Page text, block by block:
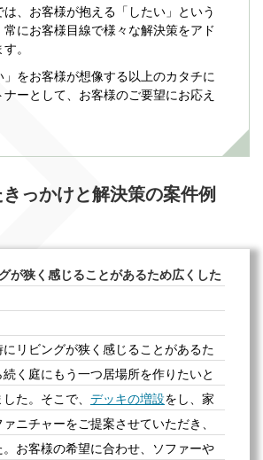
、お客様が抱える「したい」という
にお客様目線で様々な解決策をアド
。
をお客様が想像する以上のカタチに
ーとして、お客様のご要望にお応え
っかけと解決策の案件例
が狭く感じることがあるため広くした
リビングが狭く感じることがあるた
く庭にもう一つ居場所を作りたいと
た。そこで、 デッキの増設をし、家
ニチャーをご提案させていただき、
お客様の希望に合わせ、ソファーや